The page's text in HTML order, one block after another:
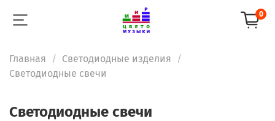
0
Главная
Светодиодные изделия
Светодиодные свечи
Светодиодные свечи